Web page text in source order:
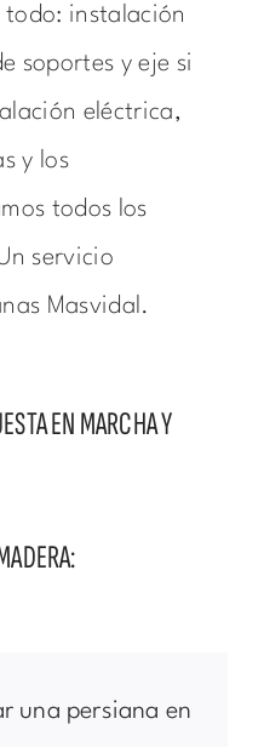
todo: instalación
soportes y eje si
eléctrica,
y los
todos los
servicio
Masvidal.
EN MARCHA Y
una persiana en